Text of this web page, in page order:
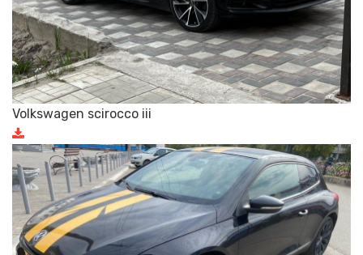
Volkswagen scirocco iii